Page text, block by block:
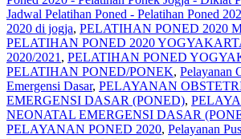
Jadwal Pelatihan Poned - Pelatihan Poned
2020 di jogja, PELATIHAN PONED 2020
PELATIHAN PONED 2020
2020/2021 , PELATIHAN PONED
PELATIHAN PONED/PONEK, Pelayanan
Emergensi Dasar, PELAYANAN
EMERGENSI DASAR (PONED),
NEONATAL EMERGENSI DASAR
PELAYANAN PONED 2020, Pelayanan